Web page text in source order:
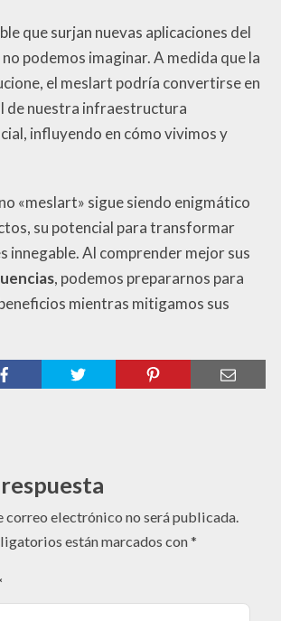
que surjan nuevas aplicaciones del
podemos imaginar. A medida que la
el meslart podría convertirse en
de nuestra infraestructura
influyendo en cómo vivimos y
«meslart» sigue siendo enigmático
su potencial para transformar
innegable. Al comprender mejor sus
, podemos prepararnos para
mientras mitigamos sus
correo electrónico no será publicada.
están marcados con*